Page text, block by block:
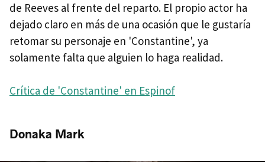
de Reeves al frente del reparto. El propio actor ha
dejado claro en más de una ocasión que le gustaría
retomar su personaje en 'Constantine', ya
solamente falta que alguien lo haga realidad.
Crítica de 'Constantine' en Espinof
Donaka Mark